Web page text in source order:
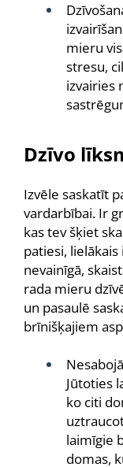
mieru
stresu,
izvairies
Dzīvo
Izvēle saskatīt
vardarbībai. Ir
kas tev šķiet
patiesi,
nevainīgā,
rada mieru
un pasaulē
brīnišķajiem
Jūtoties
ko citi
laimīgie
domas,